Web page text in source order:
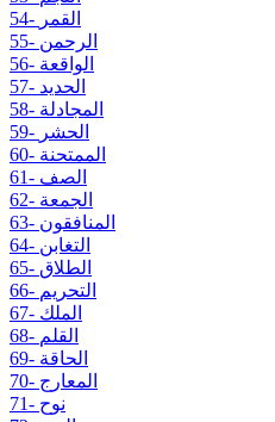
54- القمر
55- الرحمن
56- الواقعة
57- الحديد
58- المجادلة
59- الحشر
60- الممتحنة
61- الصف
62- الجمعة
63- المنافقون
64- التغابن
65- الطلاق
66- التحريم
67- الملك
68- القلم
69- الحاقة
70- المعارج
71- نوح